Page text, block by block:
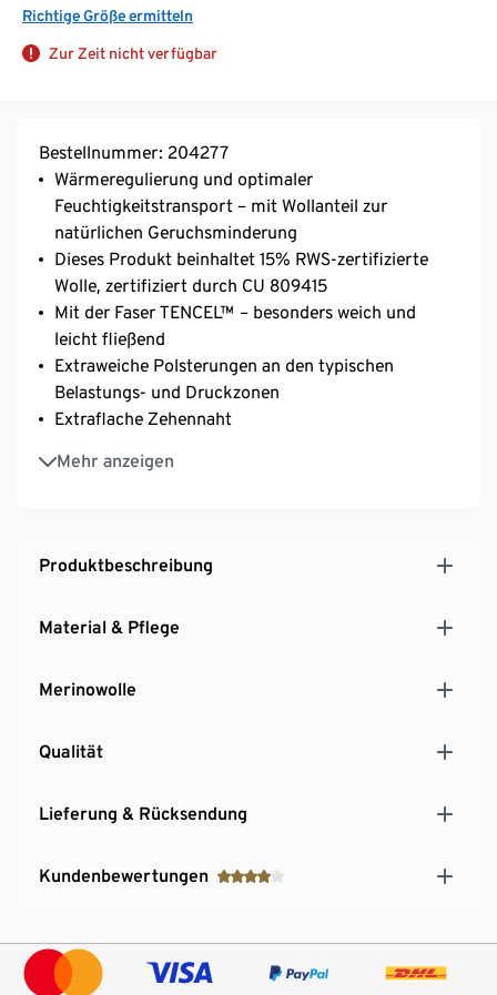
Richtige Größe ermitteln
Zur Zeit nicht verfügbar
Bestellnummer: 204277
Wärmeregulierung und optimaler
Feuchtigkeitstransport – mit Wollanteil zur
natürlichen Geruchsminderung
Dieses Produkt beinhaltet 15% RWS-zertifizierte
Wolle, zertifiziert durch CU 809415
Mit der Faser TENCEL™ – besonders weich und
leicht fließend
Extraweiche Polsterungen an den typischen
Belastungs- und Druckzonen
Extraflache Zehennaht
Mehr anzeigen
Weicher, elastischer Komfortbund
Weiche Frottee-Polsterung an Spitze und Ferse
Mit Markenelasthan: formbeständig, perfekter Sitz,
hoher Tragekomfort
Produktbeschreibung
Material & Pflege
Merinowolle
Qualität
Lieferung & Rücksendung
Kundenbewertungen